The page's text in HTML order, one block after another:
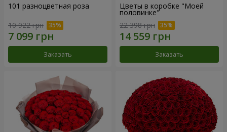
101 разноцветная роза
10 922 грн
Заказать
Цветы в коробке "Моей
половинке"
22 398 грн
Заказать